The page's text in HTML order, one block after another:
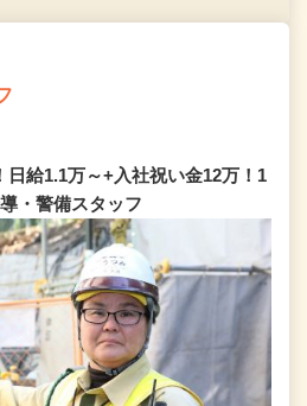
日給1.1万～+入社祝い金12万！1
・警備スタッフ